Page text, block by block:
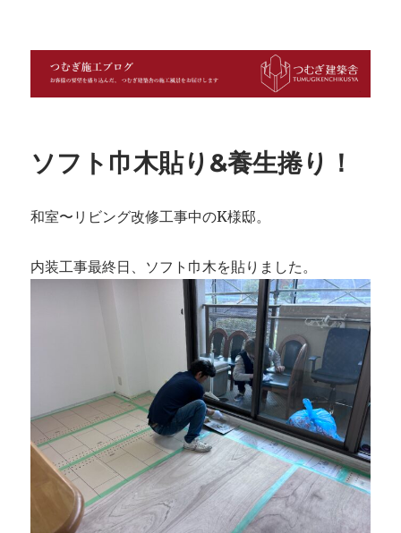
つむぎ施工ブログ
ソフト巾木貼り&養生捲り！
和室〜リビング改修工事中のK様邸。
内装工事最終日、ソフト巾木を貼りました。